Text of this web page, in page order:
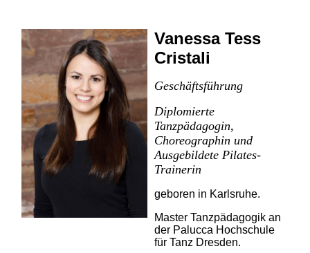
Vanessa Tess
Cristali
Geschäftsführung
Diplomierte
Tanzpädagogin,
Choreographin und
AusgebildetePilates-
Trainerin
geboren in Karlsruhe.
Master Tanzpädagogik an
der Palucca Hochschule
für Tanz Dresden.